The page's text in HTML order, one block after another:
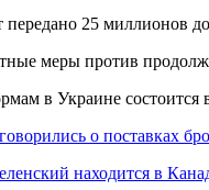
передано 25
меры против
в Украине состоится
о поставках
находится в